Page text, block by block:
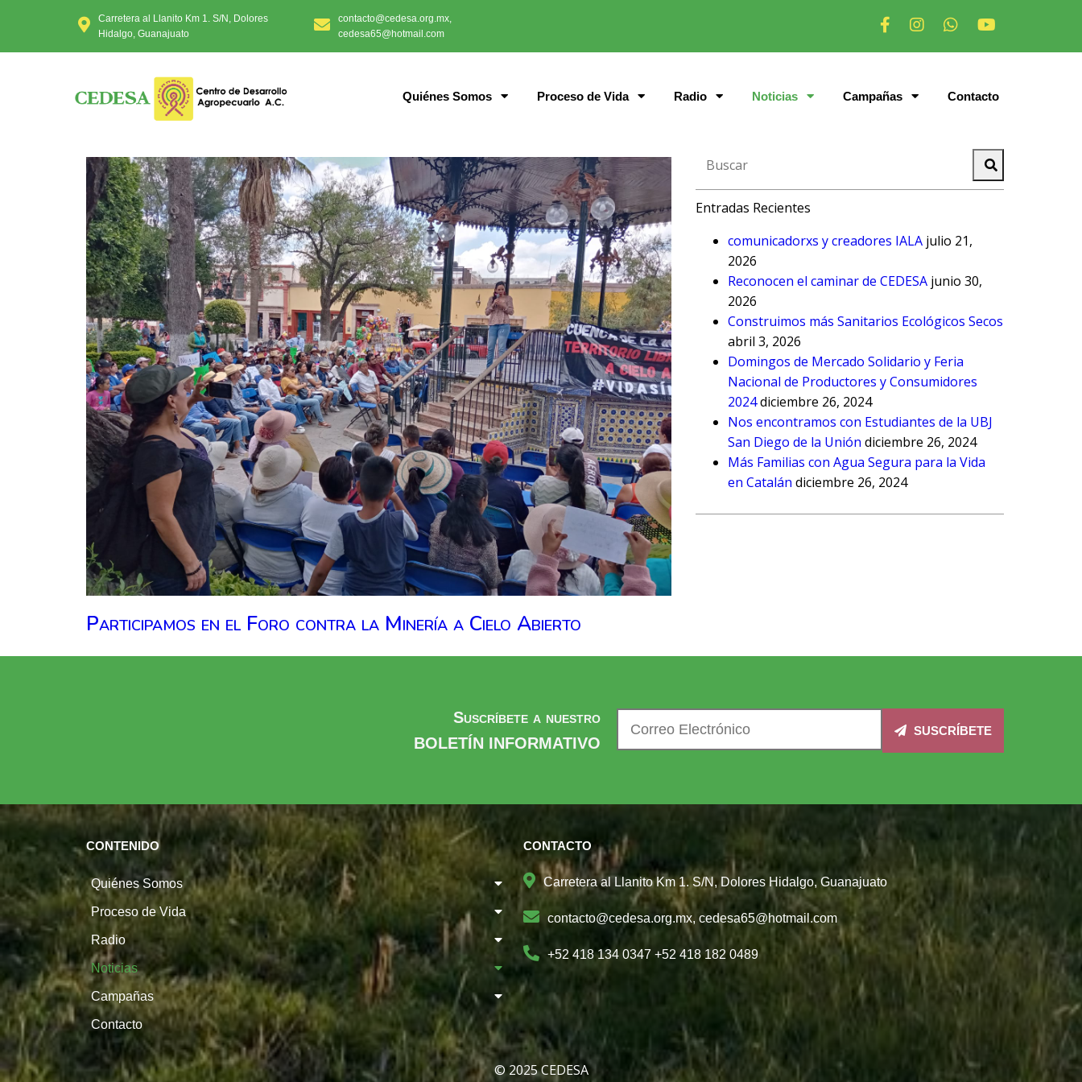
Carretera al Llanito Km 1. S/N, Dolores
Hidalgo, Guanajuato
contacto@cedesa.org.mx,
cedesa65@hotmail.com
Quiénes Somos Proceso de Vida Radio Noticias Campañas Contacto
Participamos en el Foro contra la Minería a Cielo Abierto
Entradas Recientes
comunicadorxs y creadores IALA julio 21,
2026
Reconocen el caminar de CEDESA junio 30,
2026
Construimos más Sanitarios Ecológicos Secos
abril 3, 2026
Domingos de Mercado Solidario y Feria
Nacional de Productores y Consumidores
2024diciembre 26, 2024
Nos encontramos con Estudiantes de la UBJ
San Diego de la Unión diciembre 26, 2024
Más Familias con Agua Segura para la Vida
en Catalán diciembre 26, 2024
Suscríbete a nuestro
BOLETÍN INFORMATIVO
SUSCRÍBETE
CONTENIDO
Quiénes Somos
Proceso de Vida
Radio
Noticias
Campañas
Contacto
CONTACTO
Carretera al Llanito Km 1. S/N, Dolores Hidalgo, Guanajuato
contacto@cedesa.org.mx, cedesa65@hotmail.com
+52 418 134 0347 +52 418 182 0489
© 2025 CEDESA